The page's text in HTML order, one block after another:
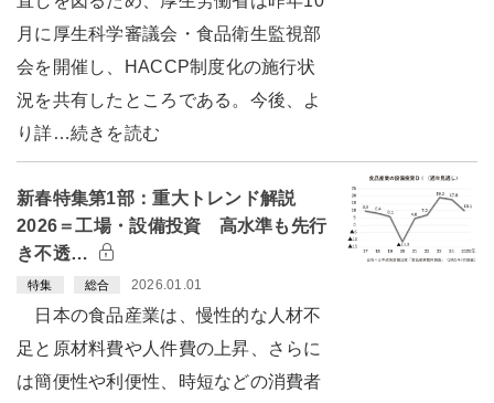
月に厚生科学審議会・食品衛生監視部
会を開催し、HACCP制度化の施行状
況を共有したところである。今後、よ
り詳…続きを読む
新春特集第1部：重大トレンド解説
2026＝工場・設備投資 高水準も先行
き不透…
特集 総合 2026.01.01
日本の食品産業は、慢性的な人材不
足と原材料費や人件費の上昇、さらに
は簡便性や利便性、時短などの消費者